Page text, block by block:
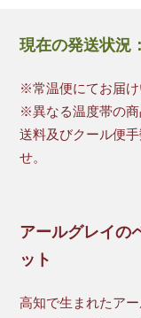
現在の発送状況：
※常温便にてお届け
※異なる温度帯の商
送料及びクール便
せ。
アールグレイの
ット
高知で生まれたア